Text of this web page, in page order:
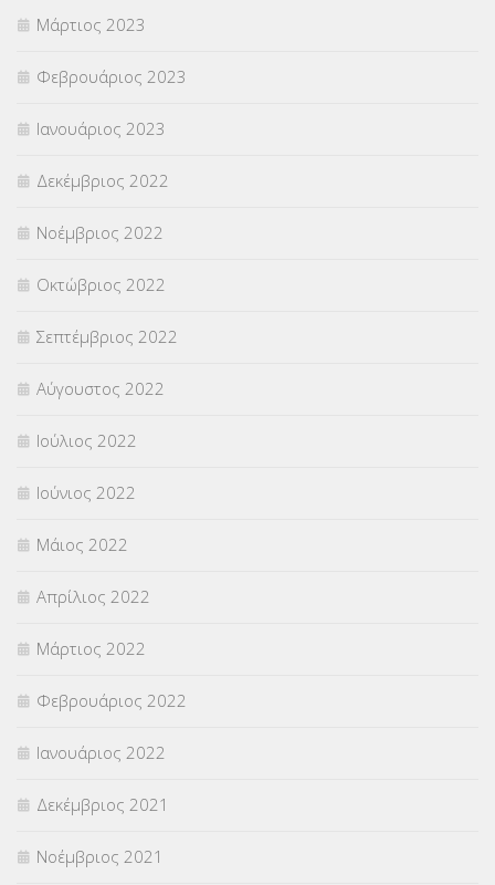
Μάρτιος 2023
Φεβρουάριος 2023
Ιανουάριος 2023
Δεκέμβριος 2022
Νοέμβριος 2022
Οκτώβριος 2022
Σεπτέμβριος 2022
Αύγουστος 2022
Ιούλιος 2022
Ιούνιος 2022
Μάιος 2022
Απρίλιος 2022
Μάρτιος 2022
Φεβρουάριος 2022
Ιανουάριος 2022
Δεκέμβριος 2021
Νοέμβριος 2021